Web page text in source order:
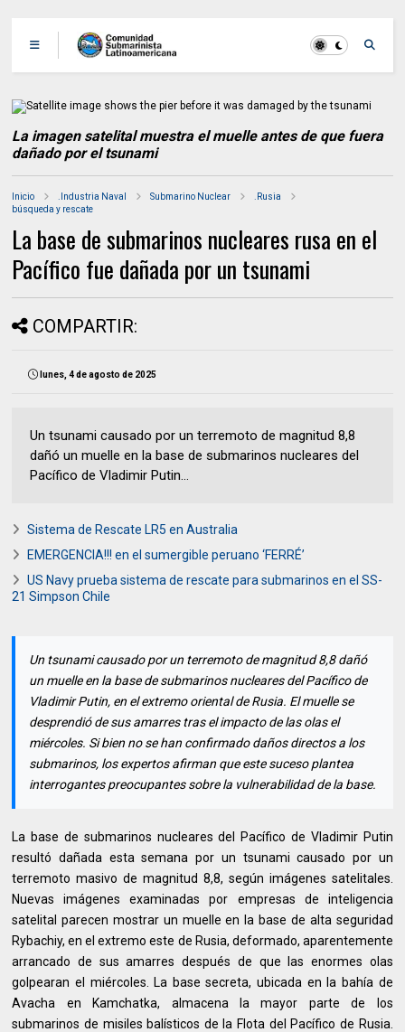
La imagen satelital muestra el muelle antes de que fuera
dañado por el tsunami
Inicio .Industria Naval Submarino Nuclear
.Rusia
búsqueda y rescate
La base de submarinos nucleares rusa en el
Pacífico fue dañada por un tsunami
COMPARTIR:
lunes, 4 de agosto de 2025
Un tsunami causado por un terremoto de magnitud 8,8
dañó un muelle en la base de submarinos nucleares del
Pacífico de Vladimir Putin...
Sistema de Rescate LR5 en Australia
EMERGENCIA!!! en el sumergible peruano ‘FERRÉ’
US Navy prueba sistema de rescate para submarinos en el SS-
21 Simpson Chile
Un tsunami causado por un terremoto de magnitud 8,8 dañó
un muelle en la base de submarinos nucleares del Pacífico de
Vladimir Putin, en el extremo oriental de Rusia. El muelle se
desprendió de sus amarres tras el impacto de las olas el
miércoles. Si bien no se han confirmado daños directos a los
submarinos, los expertos afirman que este suceso plantea
interrogantes preocupantes sobre la vulnerabilidad de la base.
La base de submarinos nucleares del Pacífico de Vladimir Putin
resultó dañada esta semana por un tsunami causado por un
terremoto masivo de magnitud 8,8, según imágenes satelitales.
Nuevas imágenes examinadas por empresas de inteligencia
satelital parecen mostrar un muelle en la base de alta seguridad
Rybachiy, en el extremo este de Rusia, deformado, aparentemente
arrancado de sus amarres después de que las enormes olas
golpearan el miércoles. La base secreta, ubicada en la bahía de
Avacha en Kamchatka, almacena la mayor parte de los
submarinos de misiles balísticos de la Flota del Pacífico de Rusia.